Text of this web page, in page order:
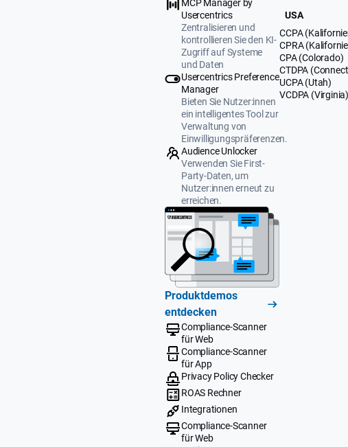
MCP Manager by
Usercentrics
Zentralisieren und
kontrollieren Sie den KI-
Zugriff auf Systeme
und Daten
Usercentrics Preference
Manager
Bieten Sie Nutzer:innen
ein intelligentes Tool zur
Verwaltung von
Einwilligungspräferenzen.
Audience Unlocker
Verwenden Sie First-
Party-Daten, um
Nutzer:innen erneut zu
erreichen.
Produktdemos
entdecken
Compliance-Scanner
für Web
Compliance-Scanner
für App
Privacy Policy Checker
ROAS Rechner
Integrationen
Compliance-Scanner
für Web
USA
CCPA
CPRA
CPA (Colorado)
CTDPA
UCPA (Utah)
VCDPA (Virginia)